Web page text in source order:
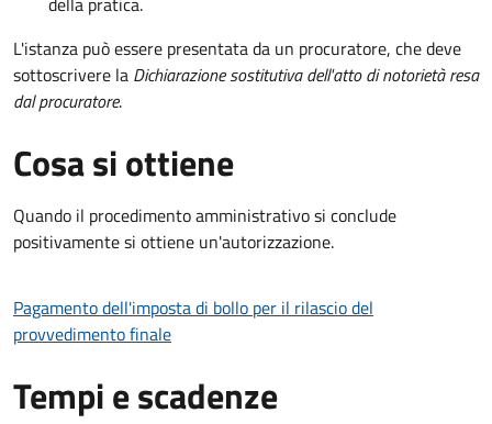
L'istanza può essere presentata da un procuratore, che deve
sottoscrivere la Dichiarazione sostitutiva dell'atto di notorietà resa
dal procuratore.
Cosa si ottiene
Quando il procedimento amministrativo si conclude
positivamente si ottiene un'autorizzazione.
Pagamento dell'imposta di bollo per il rilascio del
provvedimento finale
Tempi e scadenze